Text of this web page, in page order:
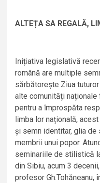
ALTEȚA SA REGALĂ,
Inițiativa legislativă
română are multiple
sărbătorește Ziua
alte comunități
pentru a împrospăta
limba lor națională,
și semn identitar, glia
membrii unui popor.
seminariile de stilistică
din Sibiu, acum 3
profesor Gh.Tohăneanu,